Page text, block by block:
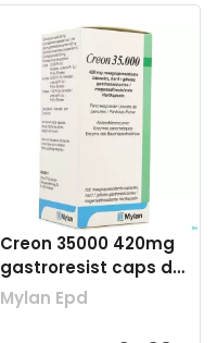
Creon 35000 420mg
gastroresist caps dur
100
Mylan Epd